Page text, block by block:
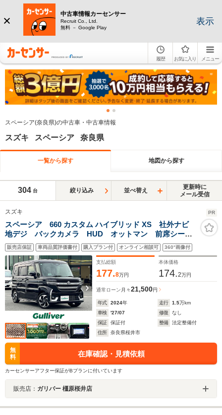
中古車情報カーセンサー
Recruit Co., Ltd.
無料 － Google Play
表示
履歴 お気に入り メニュー
スペーシア(奈良県)の中古車・中古車情報
スズキ スペーシア 奈良県
一覧から探す 地図から探す
304 台 絞り込み 並べ替え
更新時に
メール受信
スズキ PR
スペーシア 660 カスタム ハイブリッド XS 社外ナビ
地デジ バックカメラ HUD オットマン 前席シート
ヒーター ETC 前後ドライブレコーダー 両側パワー
スライドドア ステアリングヒーター 革巻きステアリ
ング デュアルカメラブレーキサポート
販売店保証 車両品質評価書付 購入プラン付 オンライン相談可 360°画像付
支払総額
177.8万円
本体価格
174.2万円
通常ローン 月々21,500円
年式 2024年 走行 1.5万km
車検
'27/07 修復
なし
保証
保証付 整備
法定整備付
住所
奈良県桜井市
無
料
在庫確認・見積依頼
カーセンサーアフター保証がBプランに付いています
販売店： ガリバー 橿原桜井店